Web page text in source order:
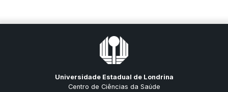
Universidade Estadual de Londrina
Centro de Ciências da Saúde